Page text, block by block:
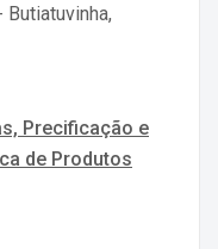
Butiatuvinha,
Precificação e
de Produtos